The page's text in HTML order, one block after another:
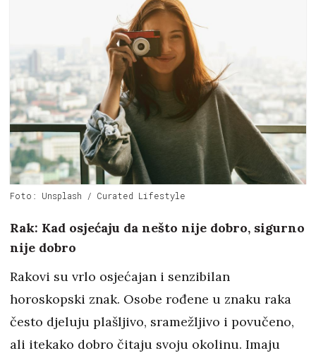
Foto: Unsplash / Curated Lifestyle
Rak: Kad osjećaju da nešto nije dobro, sigurno
nije dobro
Rakovi su vrlo osjećajan i senzibilan
horoskopski znak. Osobe rođene u znaku raka
često djeluju plašljivo, sramežljivo i povučeno,
ali itekako dobro čitaju svoju okolinu. Imaju